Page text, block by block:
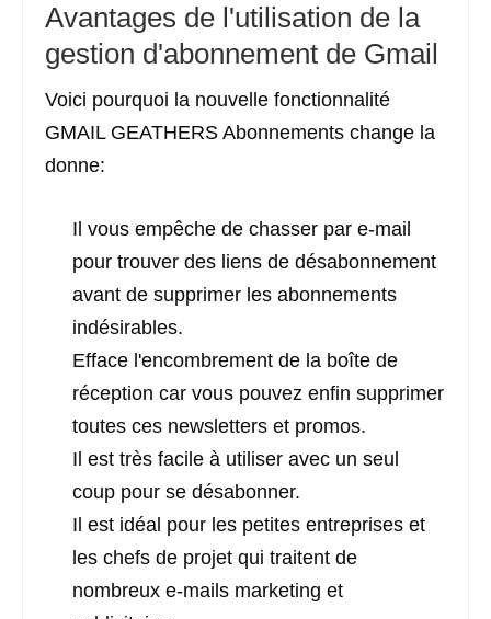
Avantages de l'utilisation de la
gestion d'abonnement de Gmail
Voici pourquoi la nouvelle fonctionnalité
GMAIL GEATHERS Abonnements change la
donne:
Il vous empêche de chasser par e-mail
pour trouver des liens de désabonnement
avant de supprimer les abonnements
indésirables.
Efface l'encombrement de la boîte de
réception car vous pouvez enfin supprimer
toutes ces newsletters et promos.
Il est très facile à utiliser avec un seul
coup pour se désabonner.
Il est idéal pour les petites entreprises et
les chefs de projet qui traitent de
nombreux e-mails marketing et